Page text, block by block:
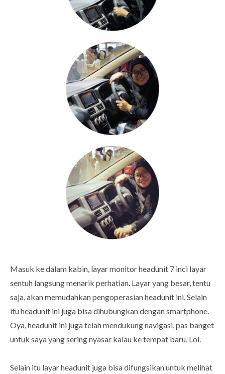
Masuk ke dalam kabin, layar monitor headunit 7 inci layar
sentuh langsung menarik perhatian. Layar yang besar, tentu
saja, akan memudahkan pengoperasian headunit ini. Selain
itu headunit ini juga bisa dihubungkan dengan smartphone.
Oya, headunit ini juga telah mendukung navigasi, pas banget
untuk saya yang sering nyasar kalau ke tempat baru, Lol.
Selain itu layar headunit juga bisa difungsikan untuk melihat